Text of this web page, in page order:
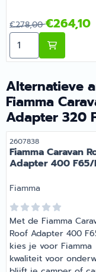
Van 278,00 voor
€278,00€264,10
Aantal kiezen
Alternatieve
Fiamma
Adapter 320
Artikelnummer
2607838
Fiamma Caravan
Adapter 400
Merk:
Fiamma
Met de Fiamma
Roof Adapter 400
kies je voor Fiamma
kwaliteit voor